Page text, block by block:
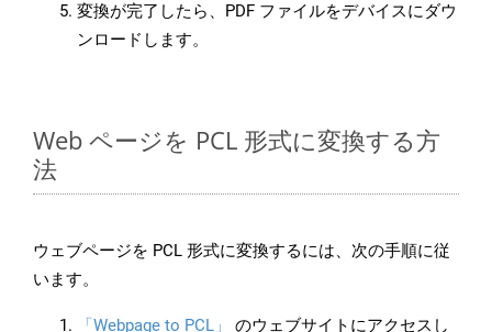
変換が完了したら、PDF ファイルをデバイスにダウ
ンロードします。
Web ページを PCL 形式に変換する方
法
ウェブページを PCL 形式に変換するには、次の手順に従
います。
「Webpage to PCL」
のウェブサイトにアクセスし